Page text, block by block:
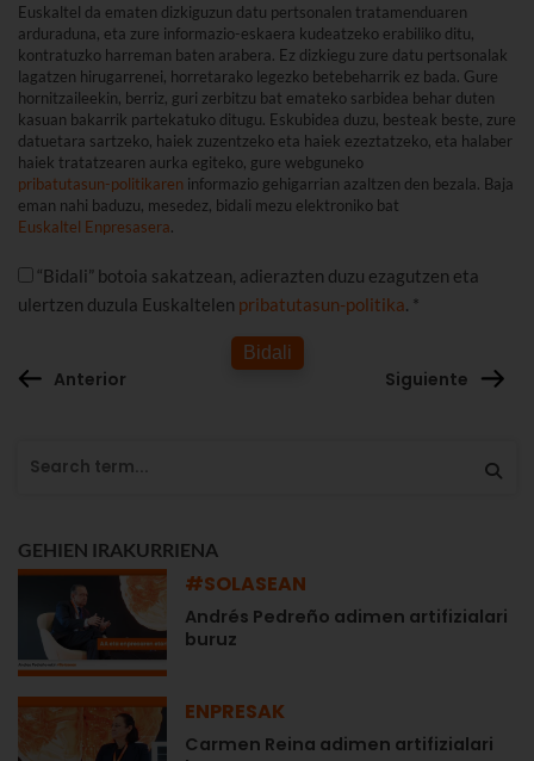
Euskaltel da ematen dizkiguzun datu pertsonalen tratamenduaren
arduraduna, eta zure informazio-eskaera kudeatzeko erabiliko ditu,
kontratuzko harreman baten arabera. Ez dizkiegu zure datu pertsonalak
lagatzen hirugarrenei, horretarako legezko betebeharrik ez bada. Gure
hornitzaileekin, berriz, guri zerbitzu bat emateko sarbidea behar duten
kasuan bakarrik partekatuko ditugu. Eskubidea duzu, besteak beste, zure
datuetara sartzeko, haiek zuzentzeko eta haiek ezeztatzeko, eta halaber
haiek tratatzearen aurka egiteko, gure webguneko
pribatutasun-politikaren informazio gehigarrian azaltzen den bezala. Baja
eman nahi baduzu, mesedez, bidali mezu elektroniko bat
Euskaltel Enpresasera.
“Bidali” botoia sakatzean, adierazten duzu ezagutzen eta
ulertzen duzula Euskaltelen pribatutasun-politika. *
Bidali
Anterior Siguiente
GEHIEN IRAKURRIENA
#SOLASEAN
Andrés Pedreño adimen artifizialari
buruz
ENPRESAK
Carmen Reina adimen artifizialari